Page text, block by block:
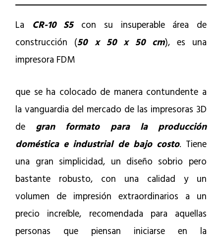
La CR-10 S5con su insuperable área de
construcción (50 x 50 x 50 cm), es una
impresora FDM
que se ha colocado de manera contundente a
la vanguardia del mercado de las impresoras 3D
de gran formato para la producción
doméstica e industrial de bajo costo. Tiene
una gran simplicidad, un diseño sobrio pero
bastante robusto, con una calidad y un
volumen de impresión extraordinarios a un
precio increíble, recomendada para aquellas
personas que piensan iniciarse en la